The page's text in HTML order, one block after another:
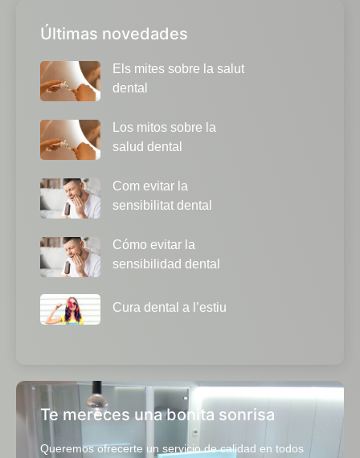
Últimas novedades
Els mites sobre la salut
dental
Los mitos sobre la
salud dental
Com evitar la
sensibilitat dental
Cómo evitar la
sensibilidad dental
Cura dental a l’estiu
Te mereces una bonita sonrisa
Queremos ofrecerte un servicio de calidad en todos